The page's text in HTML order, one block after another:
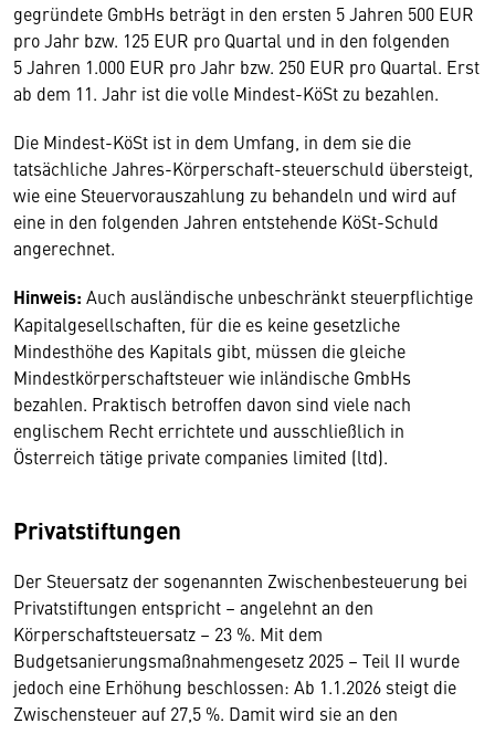
gegründete GmbHs beträgt in den ersten 5 Jahren 500 EUR
pro Jahr bzw. 125 EUR pro Quartal und in den folgenden
5 Jahren 1.000 EUR pro Jahr bzw. 250 EUR pro Quartal. Erst
ab dem 11. Jahr ist die volle Mindest-KöSt zu bezahlen.
Die Mindest-KöSt ist in dem Umfang, in dem sie die
tatsächliche Jahres-Körperschaft-steuerschuld übersteigt,
wie eine Steuervorauszahlung zu behandeln und wird auf
eine in den folgenden Jahren entstehende KöSt-Schuld
angerechnet.
Hinweis: Auch ausländische unbeschränkt steuerpflichtige
Kapitalgesellschaften, für die es keine gesetzliche
Mindesthöhe des Kapitals gibt, müssen die gleiche
Mindestkörperschaftsteuer wie inländische GmbHs
bezahlen. Praktisch betroffen davon sind viele nach
englischem Recht errichtete und ausschließlich in
Österreich tätige private companies limited (ltd).
Privatstiftungen
Der Steuersatz der sogenannten Zwischenbesteuerung bei
Privatstiftungen entspricht – angelehnt an den
Körperschaftsteuersatz – 23 %. Mit dem
Budgetsanierungsmaßnahmengesetz 2025 – Teil II wurde
jedoch eine Erhöhung beschlossen: Ab 1.1.2026 steigt die
Zwischensteuer auf 27,5 %. Damit wird sie an den